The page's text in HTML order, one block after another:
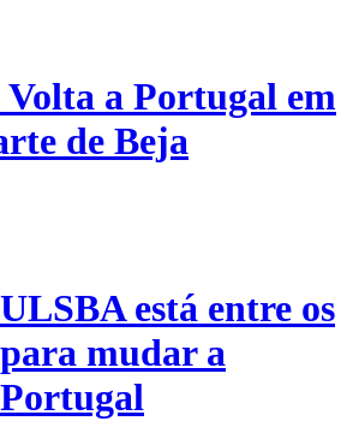
Volta a Portugal em
de Beja
está entre os
mudar a